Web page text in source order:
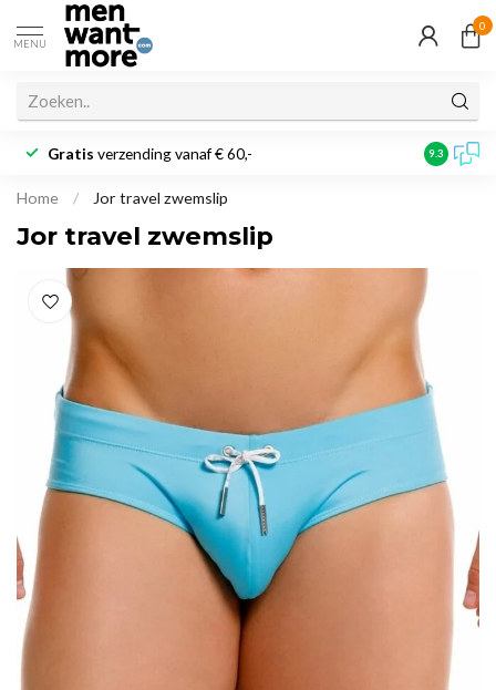
MENU
0
Gratis verzending vanaf € 60,- 9.3
Home / Jor travel zwemslip
Jor travel zwemslip